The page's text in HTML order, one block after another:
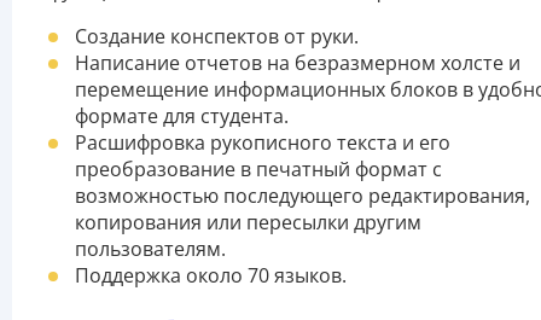
Создание конспектов от руки.
Написание отчетов на безразмерном холсте и
перемещение информационных блоков в
формате для студента.
Расшифровка рукописного текста и его
преобразование в печатный формат с
возможностью последующего редактирования,
копирования или пересылки другим
пользователям.
Поддержка около 70 языков.